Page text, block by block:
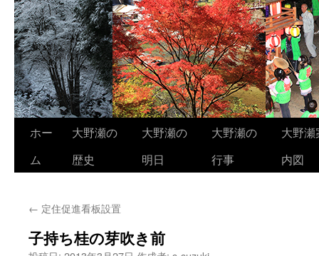
ン
ツ
ホー
ム
大野瀬の
歴史
大野瀬の
明日
大野瀬の
行事
大野瀬
内図
← 定住促進看板設置
子持ち桂の芽吹き前